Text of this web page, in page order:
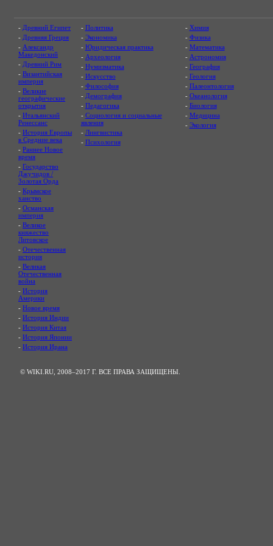
- Древний Египет
- Древняя Греция
- Александр
Македонский
- Древний Рим
- Византийская
империя
- Великие
географические
открытия
- Итальянский
Ренессанс
- История Европы
в Средние века
- Раннее Новое
время
- Государство
Джучидов /
Золотая Орда
- Крымское
ханство
- Османская
империя
- Великое
княжество
Литовское
- Отечественная
история
- Великая
Отечественная
война
- История
Америки
- Новое время
- История Индии
- История Китая
- История Японии
- История Ирана
- Политика
- Экономика
- Юридическая практика
- Археология
- Нумизматика
- Искусство
- Философия
- Демография
- Педагогика
- Социология и социальные
явления
- Лингвистика
- Психология
- Химия
- Физика
- Математика
- Астрономия
- География
- Геология
- Палеонтология
- Океанология
- Биология
- Медицина
- Экология
© WIKI.RU, 2008–2017 Г. ВСЕ ПРАВА ЗАЩИЩЕНЫ.